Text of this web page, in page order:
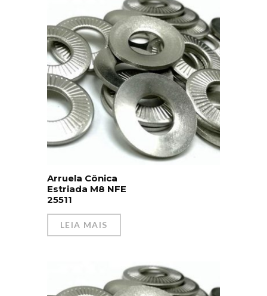
Arruela Cônica
Estriada M8 NFE
25511
LEIA MAIS